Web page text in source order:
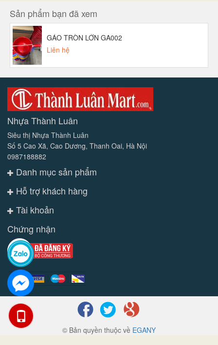
Sản phẩm bạn đã xem
GÁO TRÒN LỚN GA002
Liên hệ
Nhựa Thành Luân
Siêu thị Nhựa Thành Luân
Số 5 Cao Xã, Cao Dương, Thanh Oai, Hà Nội
0987188882
Danh mục sản phẩm
Hỗ trợ khách hàng
Tài khoản
Chứng nhận
© Bản quyền thuộc về EGANY